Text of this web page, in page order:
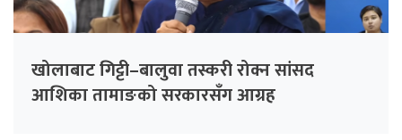
खोलाबाट गिट्टी–बालुवा तस्करी रोक्न सांसद
आशिका तामाङको सरकारसँग आग्रह